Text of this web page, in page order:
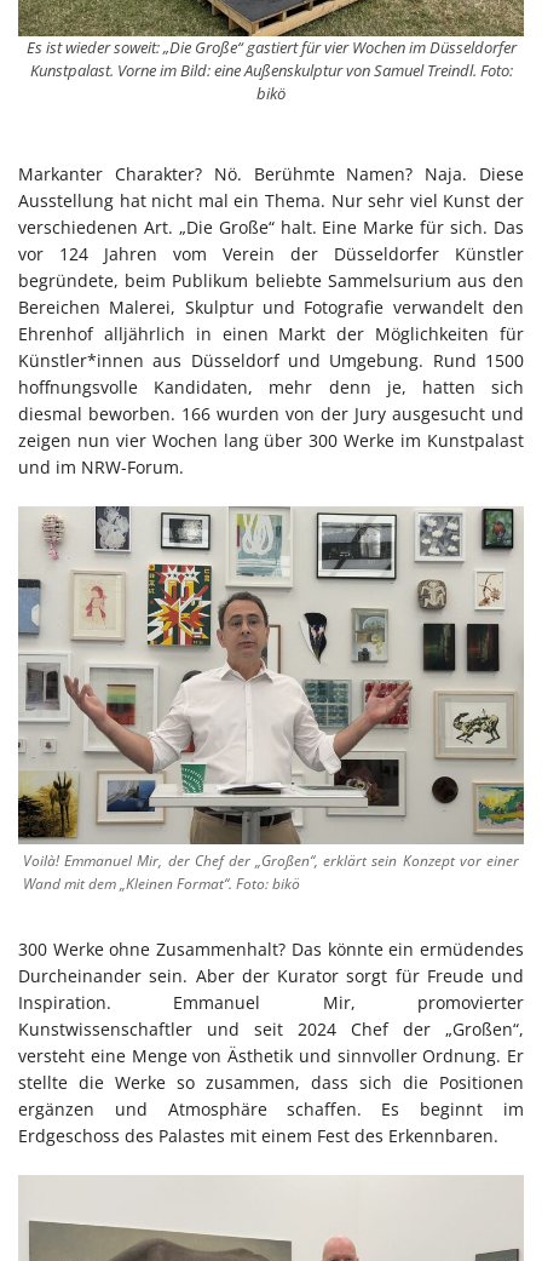
Es ist wieder soweit: „Die Große“ gastiert für vier Wochen im Düsseldorfer
Kunstpalast. Vorne im Bild: eine Außenskulptur von Samuel Treindl. Foto:
bikö
Markanter Charakter? Nö. Berühmte Namen? Naja. Diese
Ausstellung hat nicht mal ein Thema. Nur sehr viel Kunst der
verschiedenen Art. „Die Große“ halt. Eine Marke für sich. Das
vor 124 Jahren vom Verein der Düsseldorfer Künstler
begründete, beim Publikum beliebte Sammelsurium aus den
Bereichen Malerei, Skulptur und Fotografie verwandelt den
Ehrenhof alljährlich in einen Markt der Möglichkeiten für
Künstler*innen aus Düsseldorf und Umgebung. Rund 1500
hoffnungsvolle Kandidaten, mehr denn je, hatten sich
diesmal beworben. 166 wurden von der Jury ausgesucht und
zeigen nun vier Wochen lang über 300 Werke im Kunstpalast
und im NRW-Forum.
Voilà! Emmanuel Mir, der Chef der „Großen“, erklärt sein Konzept vor einer
Wand mit dem „Kleinen Format“. Foto: bikö
300 Werke ohne Zusammenhalt? Das könnte ein ermüdendes
Durcheinander sein. Aber der Kurator sorgt für Freude und
Inspiration. Emmanuel Mir, promovierter
Kunstwissenschaftler und seit 2024 Chef der „Großen“,
versteht eine Menge von Ästhetik und sinnvoller Ordnung. Er
stellte die Werke so zusammen, dass sich die Positionen
ergänzen und Atmosphäre schaffen. Es beginnt im
Erdgeschoss des Palastes mit einem Fest des Erkennbaren.